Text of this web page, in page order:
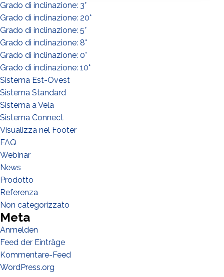
Grado di inclinazione: 3°
Grado di inclinazione: 20°
Grado di inclinazione: 5°
Grado di inclinazione: 8°
Grado di inclinazione: 0°
Grado di inclinazione: 10°
Sistema Est-Ovest
Sistema Standard
Sistema a Vela
Sistema Connect
Visualizza nel Footer
FAQ
Webinar
News
Prodotto
Referenza
Non categorizzato
Meta
Anmelden
Feed der Einträge
Kommentare-Feed
WordPress.org
WIE GEHT'S?*